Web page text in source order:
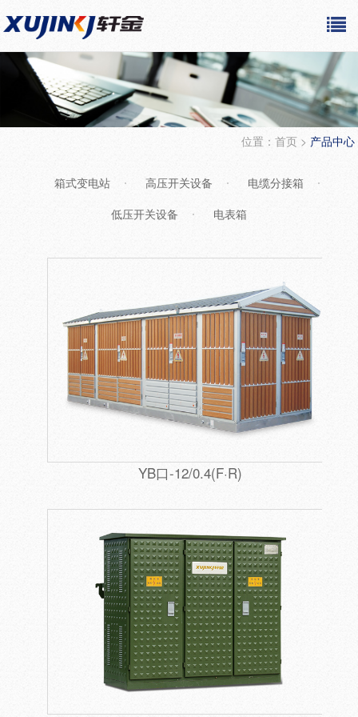
位置： 首页 > 产品中心
箱式变电站 高压开关设备
电缆分接箱
低压开关设备
电表箱
YB口-12/0.4(F·R)